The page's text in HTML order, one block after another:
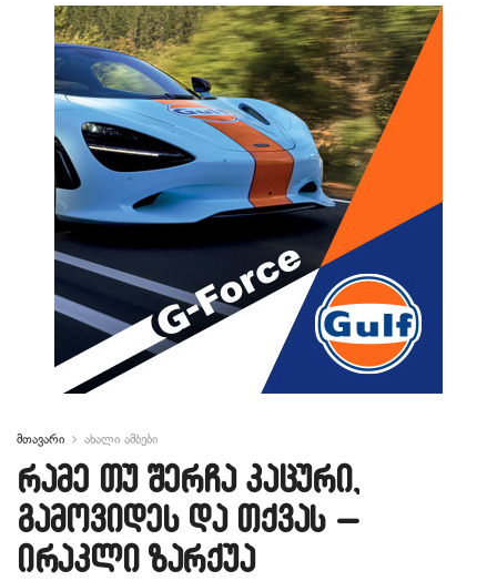
მთავარი ახალი ამბები
რამე თუ შერჩა კაცური,
გამოვიდეს და თქვას –
ირაკლი ზარქუა